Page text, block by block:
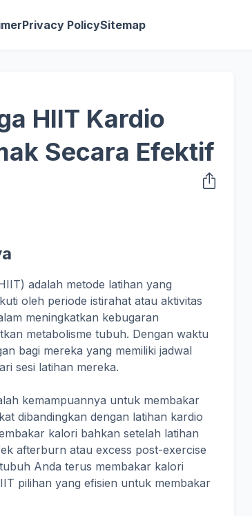
Privacy PolicySitemap
HIIT Kardio
Secara Efektif
adalah metode latihan yang
oleh periode istirahat atau aktivitas
meningkatkan kebugaran
metabolisme tubuh. Dengan waktu
bagi mereka yang memiliki jadwal
sesi latihan mereka.
kemampuannya untuk membakar
dibandingkan dengan latihan kardio
kalori bahkan setelah latihan
afterburn atau excess post-exercise
Anda terus membakar kalori
pilihan yang efisien untuk membakar